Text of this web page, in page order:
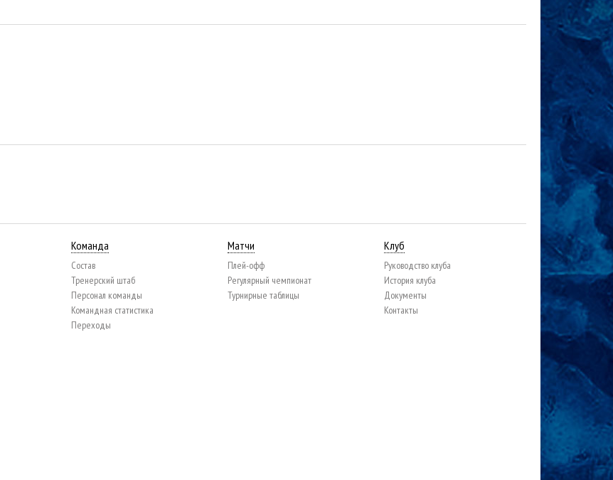
Команда
Состав
Тренерский штаб
Персонал команды
Командная статистика
Переходы
Матчи
Плей-офф
Регулярный чемпионат
Турнирные таблицы
Клуб
Руководство клуба
История клуба
Документы
Контакты